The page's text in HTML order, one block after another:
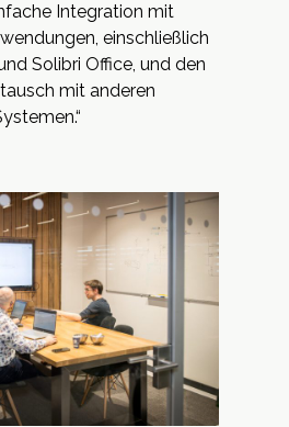
Integration mit
einschließlich
Solibri Office, und den
mit anderen